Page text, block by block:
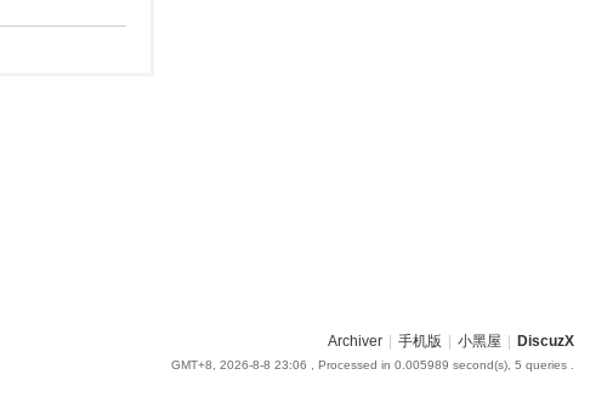
Archiver 手机版 小黑屋 DiscuzX
GMT+8, 2026-8-8 23:06 , Processed in 0.005989 second(s), 5 queries .